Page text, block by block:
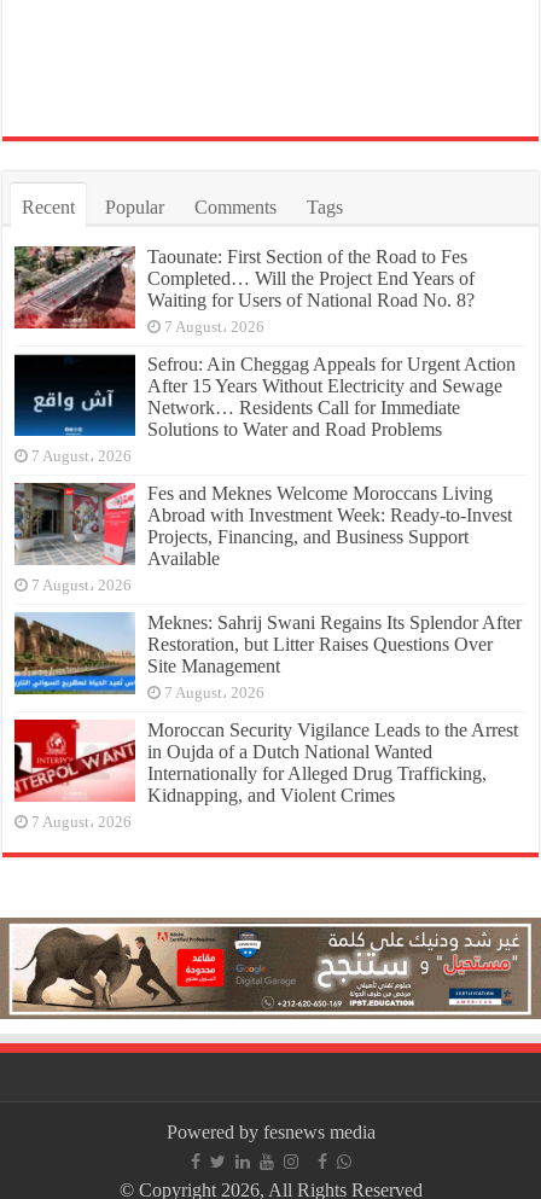
Recent Popular Comments Tags
Taounate: First Section of the Road to Fes
Completed… Will the Project End Years of
Waiting for Users of National Road No. 8?
7 August، 2026
Sefrou: Ain Cheggag Appeals for Urgent Action
After 15 Years Without Electricity and Sewage
Network… Residents Call for Immediate
Solutions to Water and Road Problems
7 August، 2026
Fes and Meknes Welcome Moroccans Living
Abroad with Investment Week: Ready-to-Invest
Projects, Financing, and Business Support
Available
7 August، 2026
Meknes: Sahrij Swani Regains Its Splendor After
Restoration, but Litter Raises Questions Over
Site Management
7 August، 2026
Moroccan Security Vigilance Leads to the Arrest
in Oujda of a Dutch National Wanted
Internationally for Alleged Drug Trafficking,
Kidnapping, and Violent Crimes
7 August، 2026
Powered by fesnews media
© Copyright 2026, All Rights Reserved